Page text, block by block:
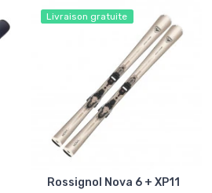
Livraison gratuite
Rossignol Nova 6 + XP11